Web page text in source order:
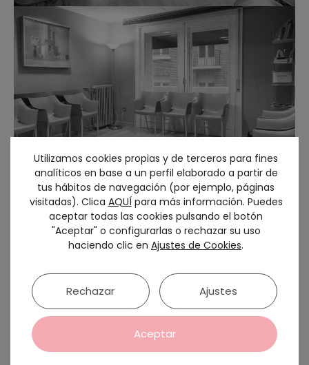
Utilizamos cookies propias y de terceros para fines
analíticos en base a un perfil elaborado a partir de
tus hábitos de navegación (por ejemplo, páginas
visitadas). Clica AQUÍpara más información. Puedes
aceptar todas las cookies pulsando el botón
"Aceptar" o configurarlas o rechazar su uso
haciendo clic en Ajustes de Cookies.
Aceptar
Rechazar Ajustes